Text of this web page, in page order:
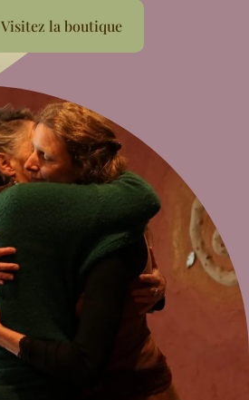
Visitez la boutique